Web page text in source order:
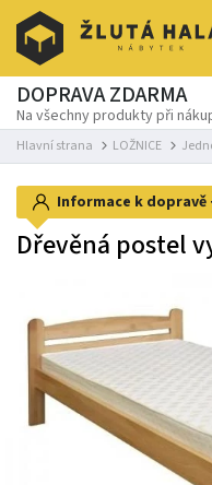
DOPRAVA ZDARMA
Na všechny produkty při
Hlavní strana LOŽNICE
Informace k dopravě
Dřevěná postel